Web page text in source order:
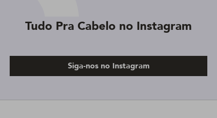
Tudo Pra Cabelo no Instagram
Siga-nos no Instagram